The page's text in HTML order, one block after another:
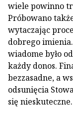
wiele powinno
Próbowano
wytaczając
dobrego
wiadome było
każdy donos.
bezzasadne, a
odsunięcia
się nieskuteczne.